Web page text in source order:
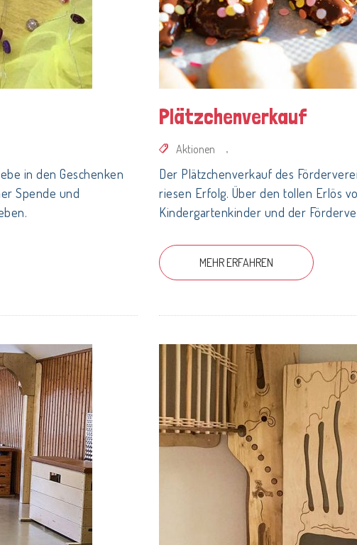
in den Geschenken
Spende und
Plätzchenverkauf
Aktionen ,
Der Plätzchenverkauf des
riesen Erfolg. Über den tollen Erlös
Kindergartenkinder und der
MEHR ERFAHREN